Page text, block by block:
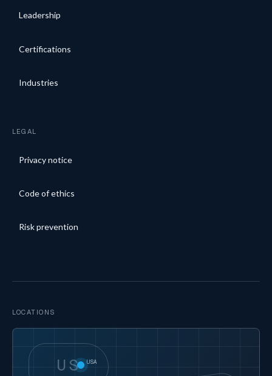
Leadership
Certifications
Industries
LEGAL
Privacy notice
Code of ethics
Risk prevention
LOCATIONS
US USA